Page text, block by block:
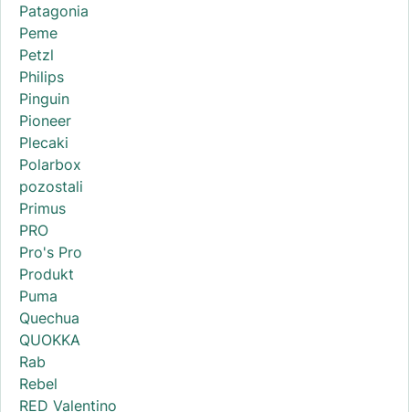
Patagonia
Peme
Petzl
Philips
Pinguin
Pioneer
Plecaki
Polarbox
pozostali
Primus
PRO
Pro's Pro
Produkt
Puma
Quechua
QUOKKA
Rab
Rebel
RED Valentino